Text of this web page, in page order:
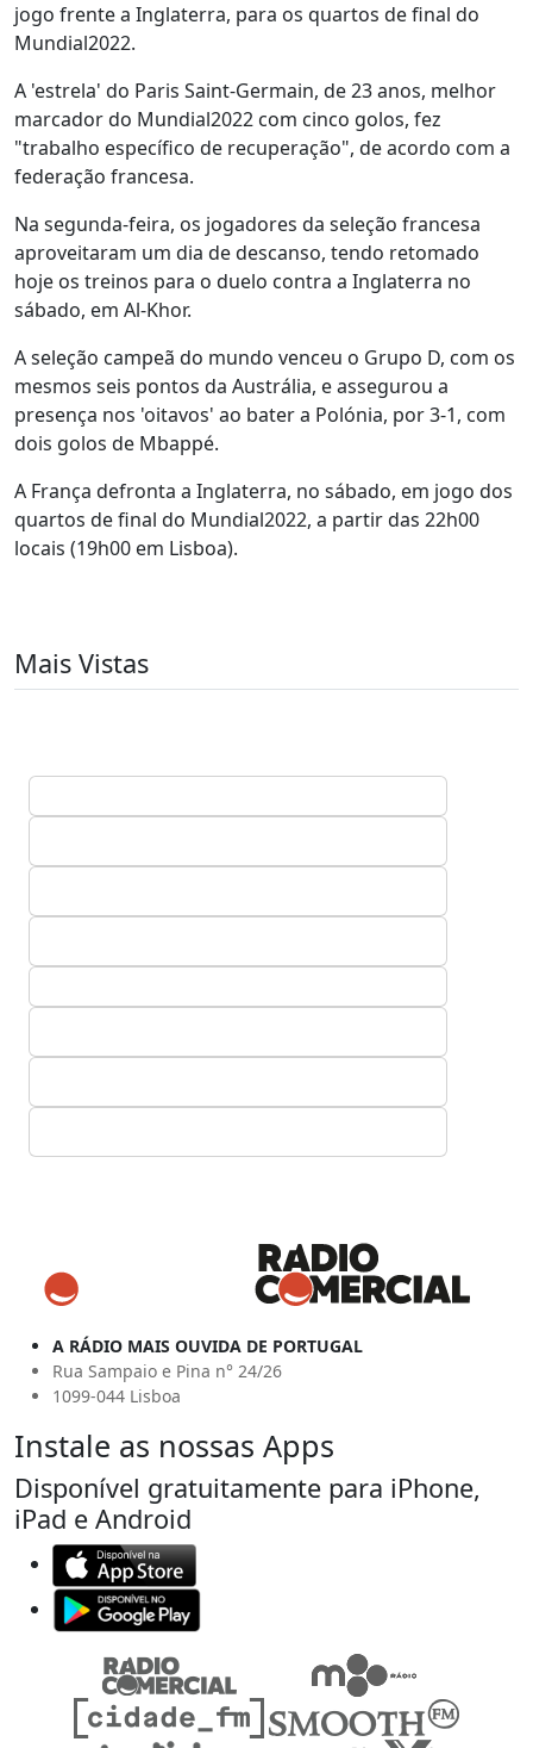
jogo frente a Inglaterra, para os quartos de final do
Mundial2022.
A 'estrela' do Paris Saint-Germain, de 23 anos, melhor
marcador do Mundial2022 com cinco golos, fez
"trabalho específico de recuperação", de acordo com a
federação francesa.
Na segunda-feira, os jogadores da seleção francesa
aproveitaram um dia de descanso, tendo retomado
hoje os treinos para o duelo contra a Inglaterra no
sábado, em Al-Khor.
A seleção campeã do mundo venceu o Grupo D, com os
mesmos seis pontos da Austrália, e assegurou a
presença nos 'oitavos' ao bater a Polónia, por 3-1, com
dois golos de Mbappé.
A França defronta a Inglaterra, no sábado, em jogo dos
quartos de final do Mundial2022, a partir das 22h00
locais (19h00 em Lisboa).
Mais Vistas
A RÁDIO MAIS OUVIDA DE PORTUGAL
Rua Sampaio e Pina n° 24/26
1099-044 Lisboa
Instale as nossas Apps
Disponível gratuitamente para iPhone,
iPad e Android